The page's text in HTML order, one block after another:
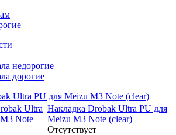
недорогие
дорогие
Ultra PU для Meizu M3 Note (clear)
Накладка Drobak Ultra PU для
Meizu M3 Note (clear)
Отсутствует